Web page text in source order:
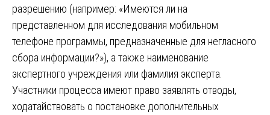
разрешению (например: «Имеются ли на
представленном для исследования мобильном
телефоне программы, предназначенные для негласного
сбора информации?»), а также наименование
экспертного учреждения или фамилия эксперта.
Участники процесса имеют право заявлять отводы,
ходатайствовать о постановке дополнительных